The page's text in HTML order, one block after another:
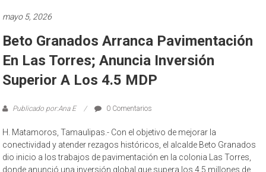
mayo 5, 2026
Beto Granados Arranca Pavimentación
En Las Torres; Anuncia Inversión
Superior A Los 4.5 MDP
Publicado por:Ana E 0 Comentarios
H. Matamoros, Tamaulipas.- Con el objetivo de mejorar la
conectividad y atender rezagos históricos, el alcalde Beto Granados
dio inicio a los trabajos de pavimentación en la colonia Las Torres,
donde anunció una inversión global que supera los 4.5 millones de